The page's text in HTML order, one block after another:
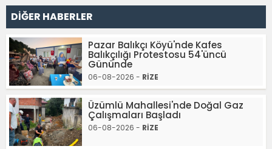
DİĞER HABERLER
Pazar Balıkçı Köyü'nde Kafes
Balıkçılığı Protestosu 54'üncü
Gününde
06-08-2026 - RİZE
Üzümlü Mahallesi'nde Doğal Gaz
Çalışmaları Başladı
06-08-2026 - RİZE